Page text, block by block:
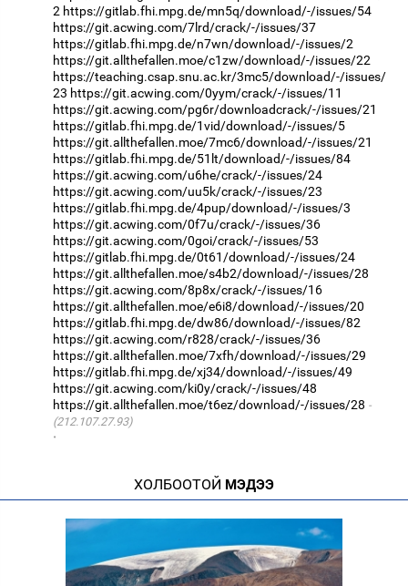
2 https://gitlab.fhi.mpg.de/mn5q/download/-/issues/54
https://git.acwing.com/7lrd/crack/-/issues/37
https://gitlab.fhi.mpg.de/n7wn/download/-/issues/2
https://git.allthefallen.moe/c1zw/download/-/issues/22
https://teaching.csap.snu.ac.kr/3mc5/download/-/issues/
23 https://git.acwing.com/0yym/crack/-/issues/11
https://git.acwing.com/pg6r/downloadcrack/-/issues/21
https://gitlab.fhi.mpg.de/1vid/download/-/issues/5
https://git.allthefallen.moe/7mc6/download/-/issues/21
https://gitlab.fhi.mpg.de/51lt/download/-/issues/84
https://git.acwing.com/u6he/crack/-/issues/24
https://git.acwing.com/uu5k/crack/-/issues/23
https://gitlab.fhi.mpg.de/4pup/download/-/issues/3
https://git.acwing.com/0f7u/crack/-/issues/36
https://git.acwing.com/0goi/crack/-/issues/53
https://gitlab.fhi.mpg.de/0t61/download/-/issues/24
https://git.allthefallen.moe/s4b2/download/-/issues/28
https://git.acwing.com/8p8x/crack/-/issues/16
https://git.allthefallen.moe/e6i8/download/-/issues/20
https://gitlab.fhi.mpg.de/dw86/download/-/issues/82
https://git.acwing.com/r828/crack/-/issues/36
https://git.allthefallen.moe/7xfh/download/-/issues/29
https://gitlab.fhi.mpg.de/xj34/download/-/issues/49
https://git.acwing.com/ki0y/crack/-/issues/48
https://git.allthefallen.moe/t6ez/download/-/issues/28
(212.107.27.93)
·
ХОЛБООТОЙ МЭДЭЭ